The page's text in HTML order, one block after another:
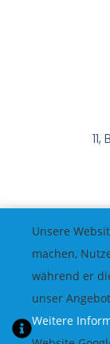
Unsere
machen,
während er
unser
Weitere